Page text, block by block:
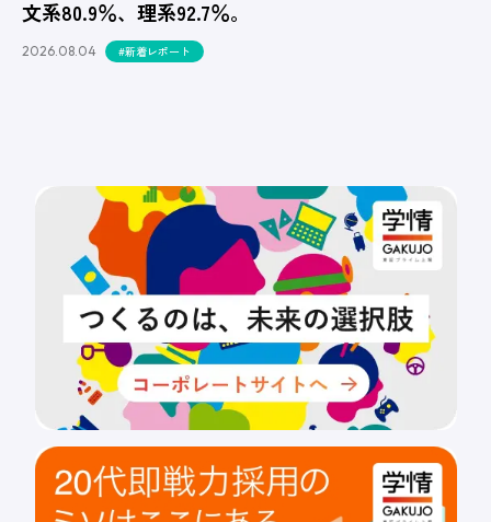
文系80.9％、理系92.7％。
2026.08.04 #新着レポート